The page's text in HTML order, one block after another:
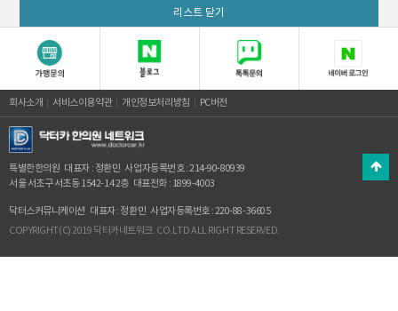
리스트 닫기
회사소개 서비스이용약관 개인정보처리방침 PC버전
특별한한의원 대표자 : 정환민 사업자등록번호 : 214-90-80939
서울 서초구 서초동 1542-14 2층 대표전화 : 1899-4003
닥터스커뮤니케이션 대표자 : 정환민 사업자등록번호 : 220-88-36605
COPYRIGHT(C) 2019 닥터카네트워크. CO.LTD ALL RIGHT RESERVED.